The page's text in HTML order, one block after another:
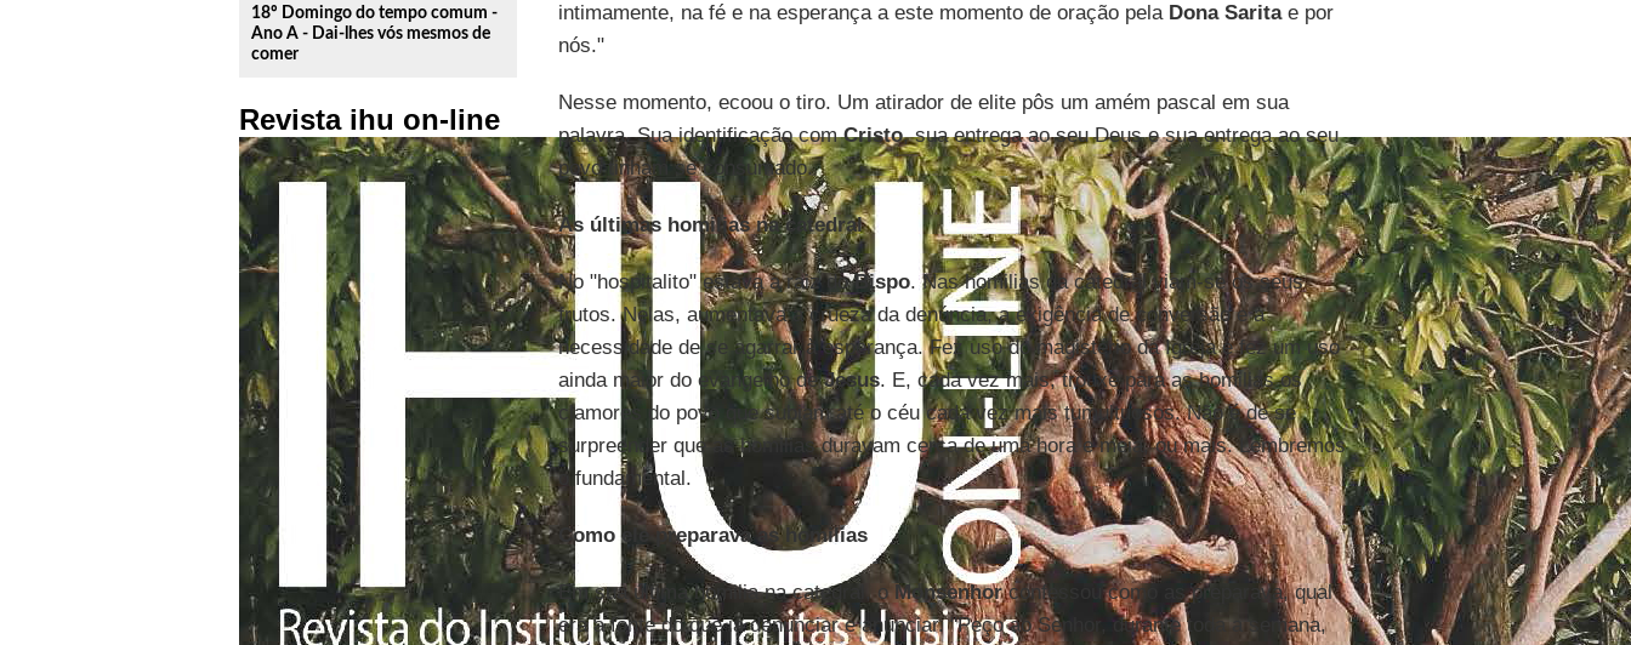
18º Domingo do tempo comum -
Ano A - Dai-lhes vós mesmos de
comer
Revista ihu on-line
intimamente, na fé e na esperança a este momento de oração pela Dona Saritae por
nós."
Nesse momento, ecoou o tiro. Um atirador de elite pôs um amém pascal em sua
palavra. Sua identificação comCristo, sua entrega ao seu Deus e sua entrega ao seu
povo tinham se consumado.
As últimas homilias na catedral
No "hospitalito" estava a raiz doBispo. Nas homilias da catedral viam-se os seus
frutos. Nelas, aumentava a crueza da denúncia, a exigência de conversão e a
necessidade de se agarrar à esperança. Fez uso do magistério da Igreja e fez um uso
ainda maior do evangelho deJesus. E, cada vez mais, trouxe para as homilias os
clamores do povo que subiam até o céu cada vez mais tumultuosos. Não é de se
surpreender que as homilias duravam cerca de uma hora e meia, ou mais. Lembremos
o fundamental.
Como ele preparava as homilias
Em sua última homilia na catedral, o Monsenhorconfessou como as preparava, qual
era a fonte do que ia denunciar e anunciar. "Peço ao Senhor, durante toda a semana,